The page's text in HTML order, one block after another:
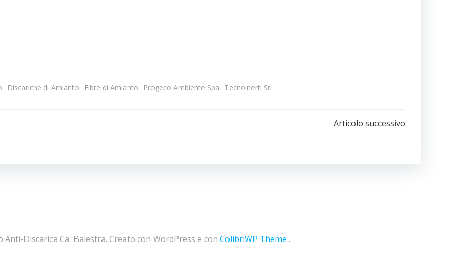
Discariche di Amianto Fibre di Amianto Progeco Ambiente Spa Tecnoinerti Srl
Articolo successivo
Discarica Ca' Balestra. Creato con WordPress e con ColibriWP Theme .